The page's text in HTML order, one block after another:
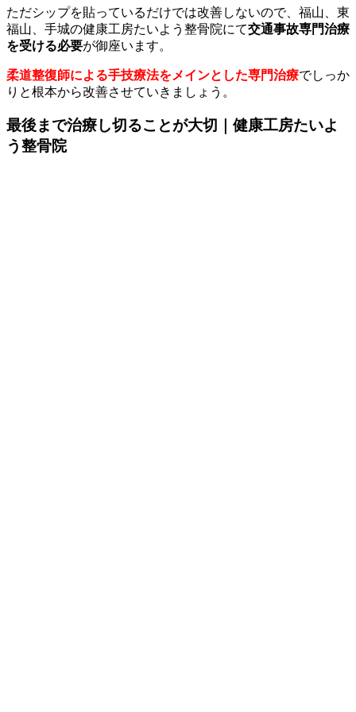
ただシップを貼っているだけでは改善しないので、福山、東
福山、手城の健康工房たいよう整骨院にて交通事故専門治療
を受ける必要が御座います。
柔道整復師による手技療法をメインとした専門治療でしっか
りと根本から改善させていきましょう。
最後まで治療し切ることが大切｜健康工房たいよ
う整骨院